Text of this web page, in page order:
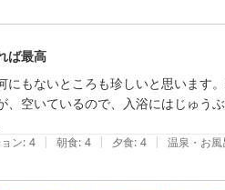
ば最高
にもないところも珍しいと思います
、空いているので、入浴にはじゅう
ン: 4 | 朝食: 4 | 夕食: 4 | 温泉・お風